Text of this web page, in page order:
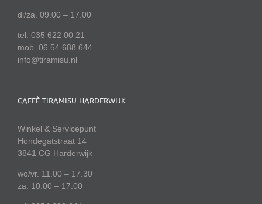
di/za. 09.00 – 17.00
tel. 035 622 00 21
mob. 06 54 688 644
info@tiramisu.nl
CAFFÈ TIRAMISU HARDERWIJK
Winkel & Servicepunt
Hondegatstraat 14
3841 CG Harderwijk
wo/vr. 11.00 – 17.30
za. 10.00 – 17.00